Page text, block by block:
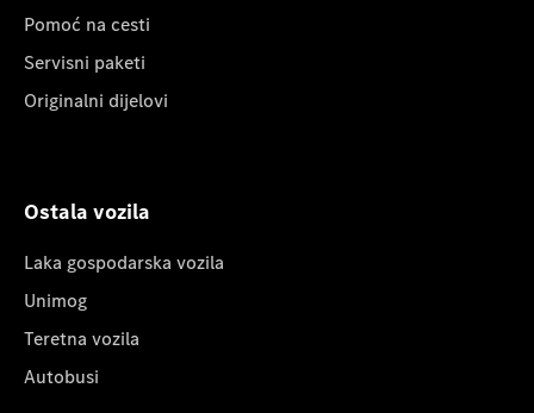
Pomoć na cesti
Servisni paketi
Originalni dijelovi
Ostala vozila
Laka gospodarska vozila
Unimog
Teretna vozila
Autobusi